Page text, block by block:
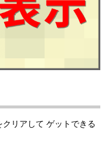
クリアして ゲットできる